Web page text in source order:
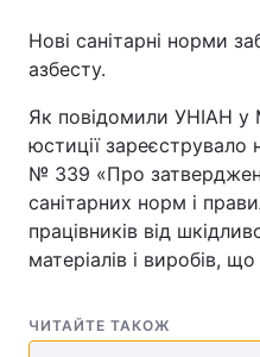
Нові санітарні норми
азбесту.
Як повідомили УНІАН у
юстиції
№ 339 «Про
санітарних норм і
працівників від
матеріалів і виробів,
ЧИТАЙТЕ ТАКОЖ